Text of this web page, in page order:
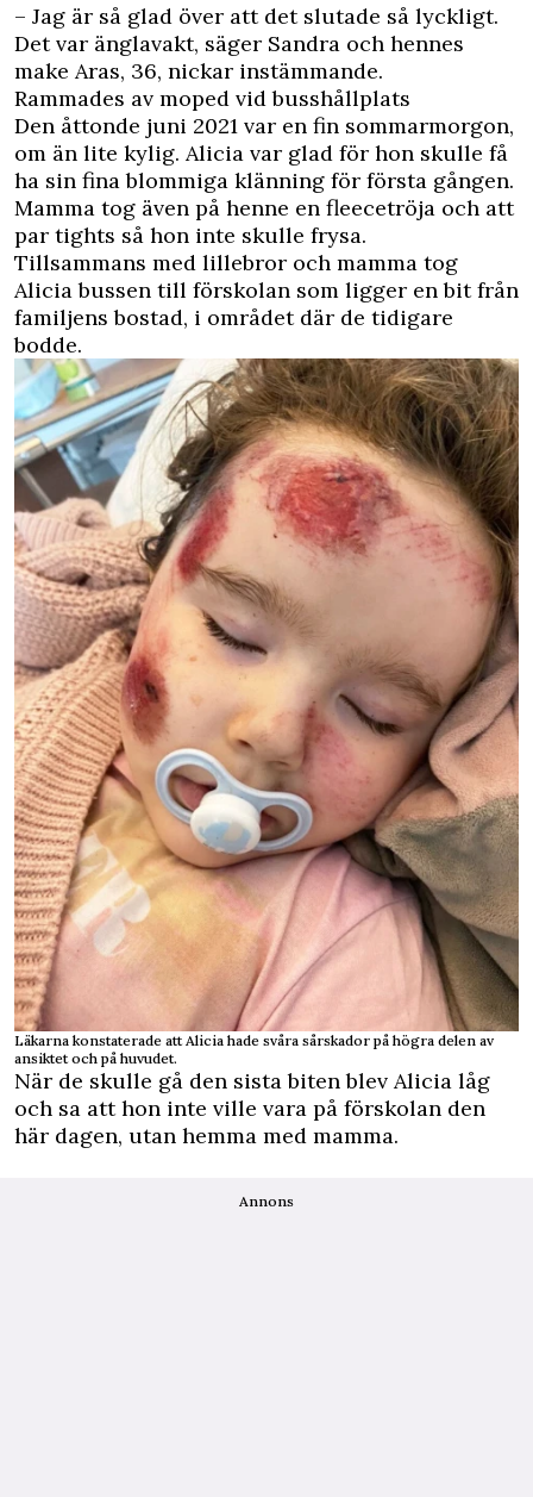
– Jag är så glad över att det slutade så lyckligt.
Det var änglavakt, säger Sandra och hennes
make Aras, 36, nickar instämmande.
Rammades av moped vid busshållplats
Den åttonde juni 2021 var en fin sommarmorgon,
om än lite kylig. Alicia var glad för hon skulle få
ha sin fina blommiga klänning för första gången.
Mamma tog även på henne en fleecetröja och att
par tights så hon inte skulle frysa.
Tillsammans med lillebror och mamma tog
Alicia bussen till förskolan som ligger en bit från
familjens bostad, i området där de tidigare
bodde.
Läkarna konstaterade att Alicia hade svåra sårskador på högra delen av
ansiktet och på huvudet.
När de skulle gå den sista biten blev Alicia låg
och sa att hon inte ville vara på förskolan den
här dagen, utan hemma med mamma.
Annons